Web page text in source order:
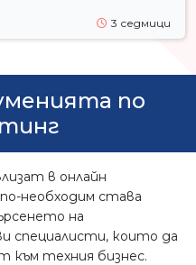
3 седмици
по
в онлайн
необходим става
на
специалисти, които да
към техния бизнес.